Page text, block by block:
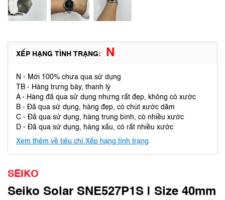
XẾP HẠNG TÌNH TRẠNG: N
N - Mới 100% chưa qua sử dụng
TB - Hàng trưng bày, thanh lý
A - Hàng đã qua sử dụng nhưng rất đẹp, không có xước
B - Đã qua sử dụng, hàng đẹp, có chút xước dăm
C - Đã qua sử dụng, hàng trung bình, có nhiều xước
D - Đã qua sử dụng, hàng xấu, có rất nhiều xước
Xem thêm về tiêu chí Xếp hạng tình trạng
SEIKO
Seiko Solar SNE527P1S | Size 40mm